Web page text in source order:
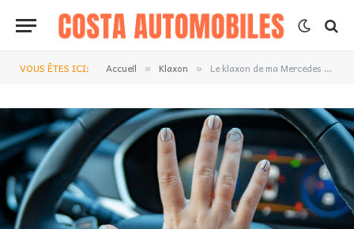
VOUS ÊTES ICI: Accueil » Klaxon » Le klaxon de ma Mercedes Classe Gl ne marche plus : Comment réparer ?